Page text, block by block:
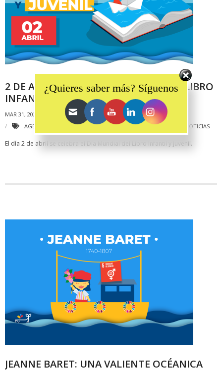
2 DE ABRIL: DÍA INTERNACIONAL DEL LIBRO
INFANTIL Y JUVENIL
MAR 31, 2023 PRILEHGR
NOTICIAS
AGENDA2030
DÍAINTERNACIONAL,EDUCACIÓN EFEMÉRIDES NOTICIAS
El día 2 de abril se celebra el Día Mundial del Libro Infantil y Juvenil.
JEANNE BARET: UNA VALIENTE OCÉANICA
¿Quieres saber más? Síguenos